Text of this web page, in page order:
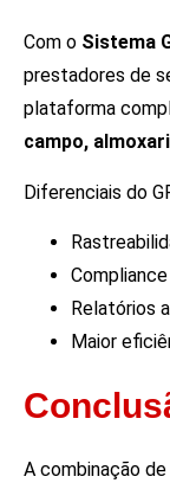
Com o Sistema
prestadores de
plataforma
campo,
Diferenciais do
Relatórios
Maior
A combinação de